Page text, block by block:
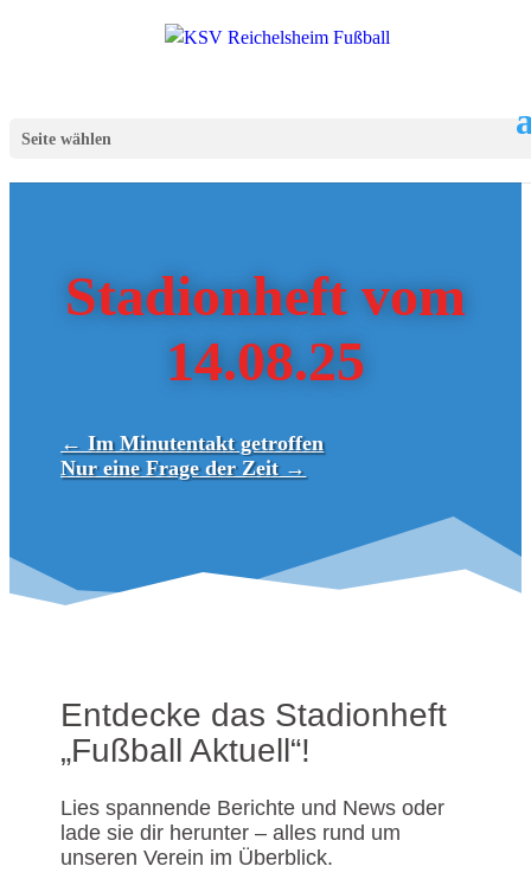
Seite wählen
Stadionheft vom
14.08.25
←Im Minutentakt getroffen
Nur eine Frage der Zeit→
Entdecke das Stadionheft
„Fußball Aktuell“!
Lies spannende Berichte und News oder
lade sie dir herunter – alles rund um
unseren Verein im Überblick.